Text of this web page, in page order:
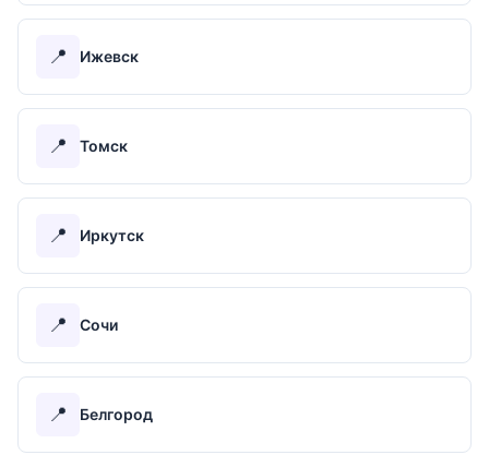
📍 Ижевск
📍 Томск
📍 Иркутск
📍 Сочи
📍 Белгород